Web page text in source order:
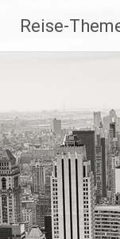
Inhalt
springen
Reise-